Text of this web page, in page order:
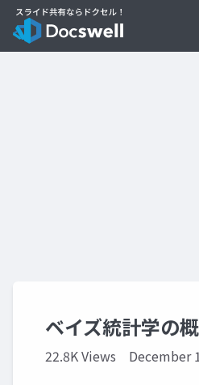
ベイズ統計学の
22.8K Views December